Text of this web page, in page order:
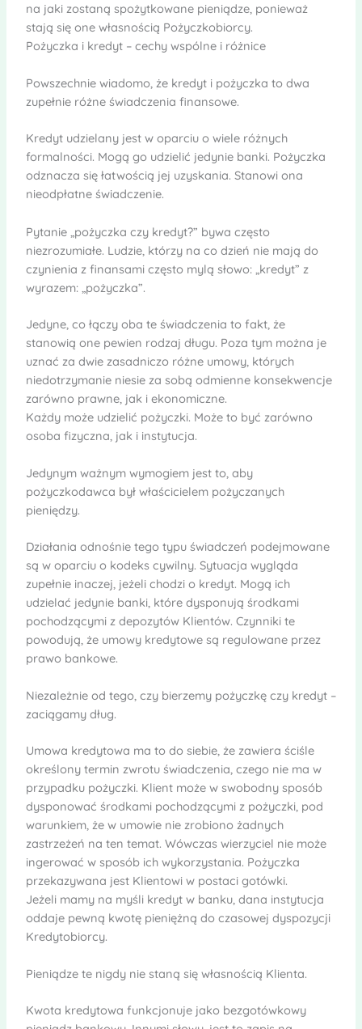
na jaki zostaną spożytkowane pieniądze, ponieważ
stają się one własnością Pożyczkobiorcy.
Pożyczka i kredyt – cechy wspólne i różnice
Powszechnie wiadomo, że kredyt i pożyczka to dwa
zupełnie różne świadczenia finansowe.
Kredyt udzielany jest w oparciu o wiele różnych
formalności. Mogą go udzielić jedynie banki. Pożyczka
odznacza się łatwością jej uzyskania. Stanowi ona
nieodpłatne świadczenie.
Pytanie „pożyczka czy kredyt?” bywa często
niezrozumiałe. Ludzie, którzy na co dzień nie mają do
czynienia z finansami często mylą słowo: „kredyt” z
wyrazem: „pożyczka”.
Jedyne, co łączy oba te świadczenia to fakt, że
stanowią one pewien rodzaj długu. Poza tym można je
uznać za dwie zasadniczo różne umowy, których
niedotrzymanie niesie za sobą odmienne konsekwencje
zarówno prawne, jak i ekonomiczne.
Każdy może udzielić pożyczki. Może to być zarówno
osoba fizyczna, jak i instytucja.
Jedynym ważnym wymogiem jest to, aby
pożyczkodawca był właścicielem pożyczanych
pieniędzy.
Działania odnośnie tego typu świadczeń podejmowane
są w oparciu o kodeks cywilny. Sytuacja wygląda
zupełnie inaczej, jeżeli chodzi o kredyt. Mogą ich
udzielać jedynie banki, które dysponują środkami
pochodzącymi z depozytów Klientów. Czynniki te
powodują, że umowy kredytowe są regulowane przez
prawo bankowe.
Niezależnie od tego, czy bierzemy pożyczkę czy kredyt –
zaciągamy dług.
Umowa kredytowa ma to do siebie, że zawiera ściśle
określony termin zwrotu świadczenia, czego nie ma w
przypadku pożyczki. Klient może w swobodny sposób
dysponować środkami pochodzącymi z pożyczki, pod
warunkiem, że w umowie nie zrobiono żadnych
zastrzeżeń na ten temat. Wówczas wierzyciel nie może
ingerować w sposób ich wykorzystania. Pożyczka
przekazywana jest Klientowi w postaci gotówki.
Jeżeli mamy na myśli kredyt w banku, dana instytucja
oddaje pewną kwotę pieniężną do czasowej dyspozycji
Kredytobiorcy.
Pieniądze te nigdy nie staną się własnością Klienta.
Kwota kredytowa funkcjonuje jako bezgotówkowy